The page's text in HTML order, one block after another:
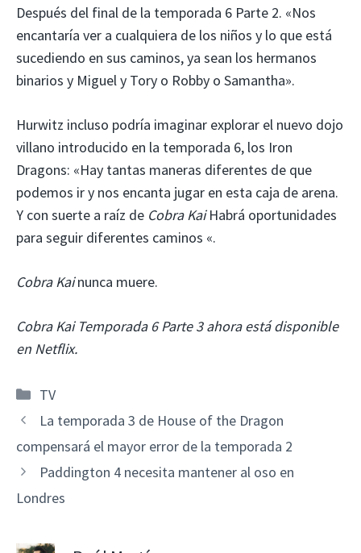
Después del final de la temporada 6 Parte 2. «Nos
encantaría ver a cualquiera de los niños y lo que está
sucediendo en sus caminos, ya sean los hermanos
binarios y Miguel y Tory o Robby o Samantha».
Hurwitz incluso podría imaginar explorar el nuevo dojo
villano introducido en la temporada 6, los Iron
Dragons: «Hay tantas maneras diferentes de que
podemos ir y nos encanta jugar en esta caja de arena.
Y con suerte a raíz de Cobra KaiHabrá oportunidades
para seguir diferentes caminos «.
Cobra Kainunca muere.
Cobra Kai Temporada 6 Parte 3 ahora está disponible
en Netflix.
Categorías
TV
La temporada 3 de House of the Dragon
compensará el mayor error de la temporada 2
Paddington 4 necesita mantener al oso en
Londres